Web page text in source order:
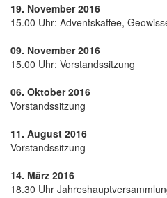
19. November 2016
15.00 Uhr: Adventskaffee,
09. November 2016
15.00 Uhr: Vorstandssitzung
06. Oktober 2016
Vorstandssitzung
11. August 2016
Vorstandssitzung
14. März 2016
18.30 Uhr